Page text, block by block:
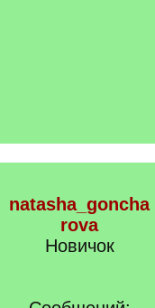
natasha_goncha
rova
Новичок